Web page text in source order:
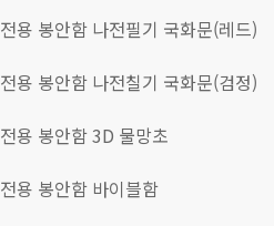
전용 봉안함 나전필기 국화문(레드)
전용 봉안함 나전칠기 국화문(검정)
전용 봉안함3D 물망초
전용 봉안함 바이블함